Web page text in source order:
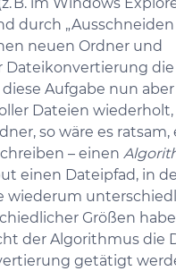
durch
neuen Ordner und
Dateikonvertierung
diese Aufgabe nun
Dateien
so wäre es ratsam,
– einen
einen Dateipfad, in
wiederum
Größen
der Algorithmus die
getätigt